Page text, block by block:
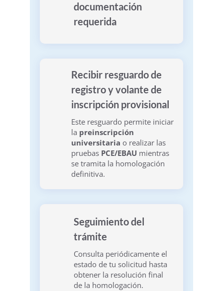
documentación
requerida
Recibir resguardo de
registro y volante de
inscripción provisional
Este resguardo permite iniciar
la preinscripción
universitaria o realizar las
pruebas PCE/EBAU mientras
se tramita la homologación
definitiva.
Seguimiento del
trámite
Consulta periódicamente el
estado de tu solicitud hasta
obtener la resolución final
de la homologación.